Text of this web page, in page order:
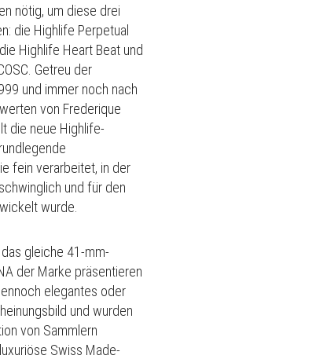
nötig, um diese drei
die Highlife Perpetual
Highlife Heart Beat und
Getreu der
und immer noch nach
von Frederique
die neue Highlife-
fein verarbeitet, in der
und für den
wurde.
gleiche 41-mm-
der Marke präsentieren
elegantes oder
und wurden
von Sammlern
Swiss Made-